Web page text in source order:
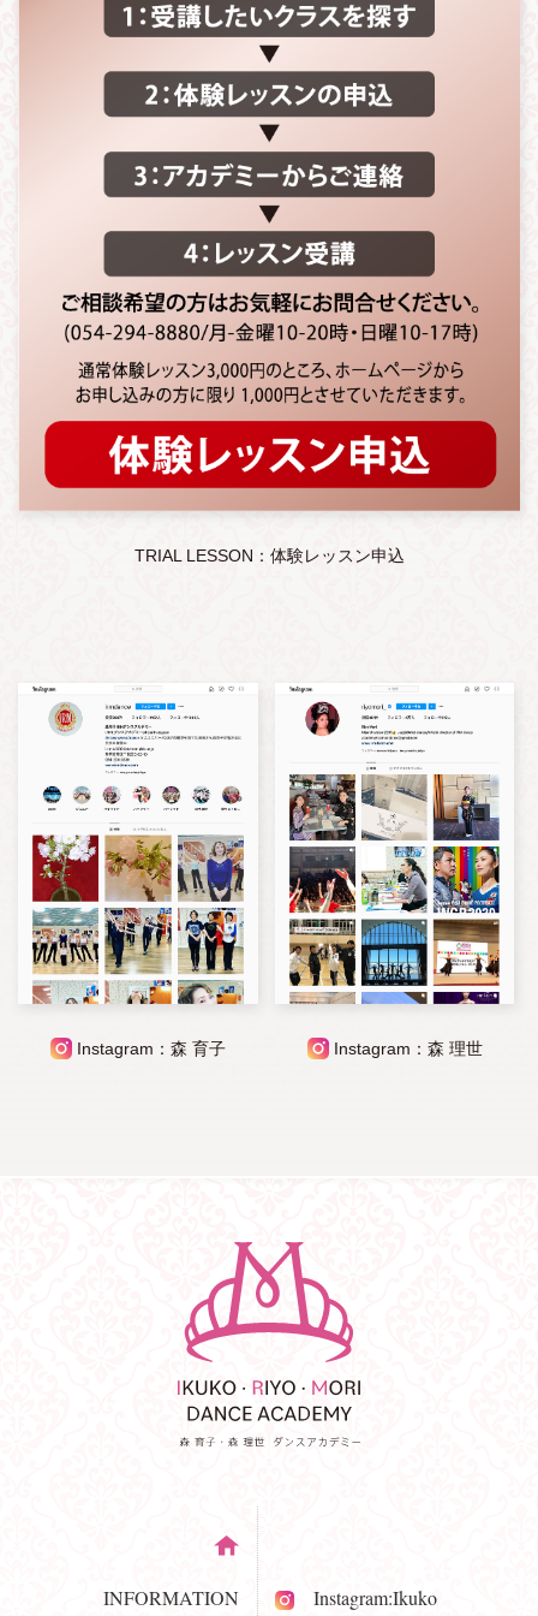
TRIAL LESSON：体験レッスン申込
Instagram：森 育子 Instagram：森 理世
INFORMATION Instagram:Ikuko